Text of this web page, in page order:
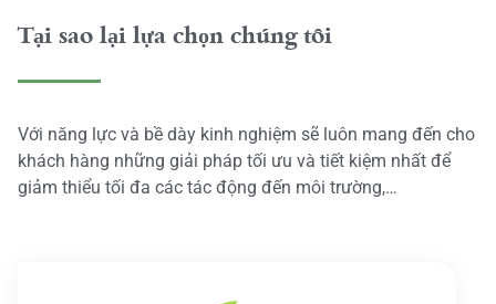
Tại sao lại lựa chọn chúng tôi
Với năng lực và bề dày kinh nghiệm sẽ luôn mang đến cho
khách hàng những giải pháp tối ưu và tiết kiệm nhất để
giảm thiểu tối đa các tác động đến môi trường,…